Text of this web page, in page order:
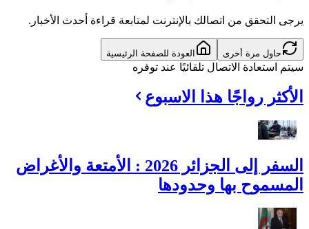
يرجى التحقق من اتصالك بالإنترنت لمتابعة قراءة أحدث الأخبار.
حاول مرة أخرى العودة للصفحة الرئيسية
سيتم استعادة الاتصال تلقائيًا عند توفره
الأكثر رواجًا هذا الاسبوع
السفر إلى الجزائر 2026 : الأمتعة والأغراض
المسموح بها وحدودها